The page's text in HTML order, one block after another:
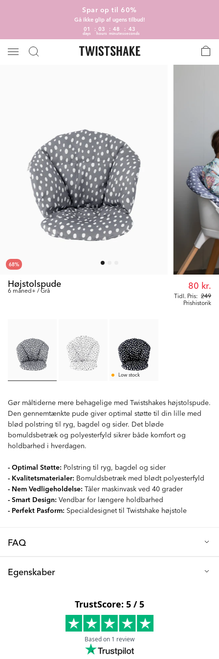
Spar op til 60%
Gå ikke glip af ugens tilbud!
01
days
03
hours
48
minutes
43
seconds
68%
Højstolspude
6 måned+ / Grå
Tidl. Pris: 249
80 kr.
Prishistorik
Low stock
Gør måltiderne mere behagelige med Twistshakes højstolspude.
Den gennemtænkte pude giver optimal støtte til din lille med
blød polstring til ryg, bagdel og sider. Det bløde
bomuldsbetræk og polyesterfyld sikrer både komfort og
holdbarhed i hverdagen.
- Optimal Støtte: Polstring til ryg, bagdel og sider
- Kvalitetsmaterialer: Bomuldsbetræk med blødt polyesterfyld
- Nem Vedligeholdelse: Tåler maskinvask ved 40 grader
- Smart Design: Vendbar for længere holdbarhed
- Perfekt Pasform: Specialdesignet til Twistshake højstole
FAQ
Betrækket på puden er lavet af bomuld, og puden har en blød
Q: Er det nemt at rengøre?
Ja, du kan nemt montere puden på stolen og uden besvær tage
den af igen for at rengøre den. Den kan maskinvaskes ved 40
grader, men vi anbefaler håndvask for at forlænge produktets
Egenskaber
Tåler vaskemaskine: ja, ved 40 grader